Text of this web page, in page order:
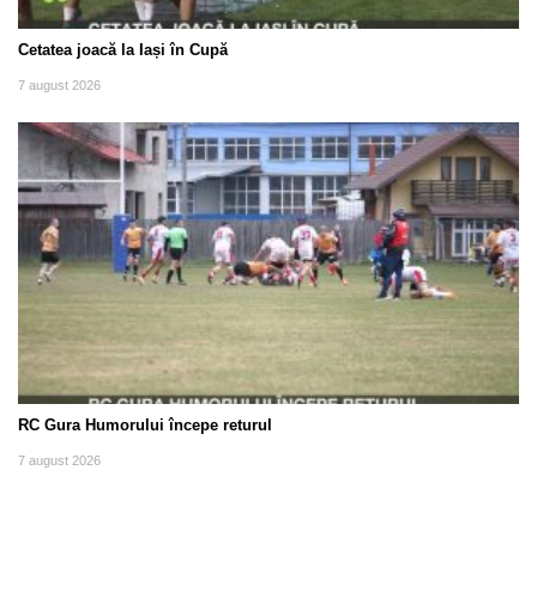
Cetatea joacă la Iași în Cupă
7 august 2026
RC Gura Humorului începe returul
7 august 2026